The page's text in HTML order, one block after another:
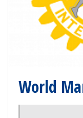
World